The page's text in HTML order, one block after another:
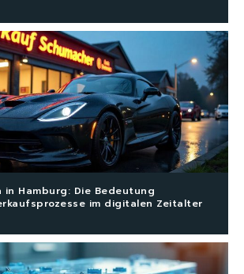
Hamburg: Die Bedeutung
im digitalen Zeitalter